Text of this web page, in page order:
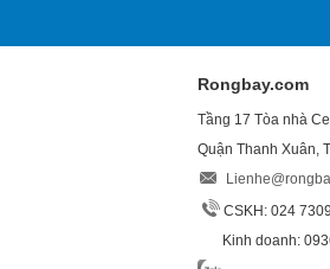
Rongbay.com
Tầng 17 Tòa nhà
Quận Thanh Xuân,
CSKH: 024
Kinh doanh: